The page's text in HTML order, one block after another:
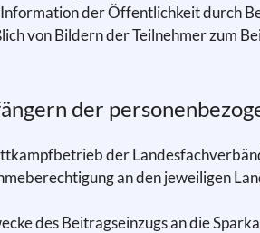
der Öffentlichkeit durch
von Bildern der Teilnehmer zum
der
der
an den jeweiligen
des Beitragseinzugs an die